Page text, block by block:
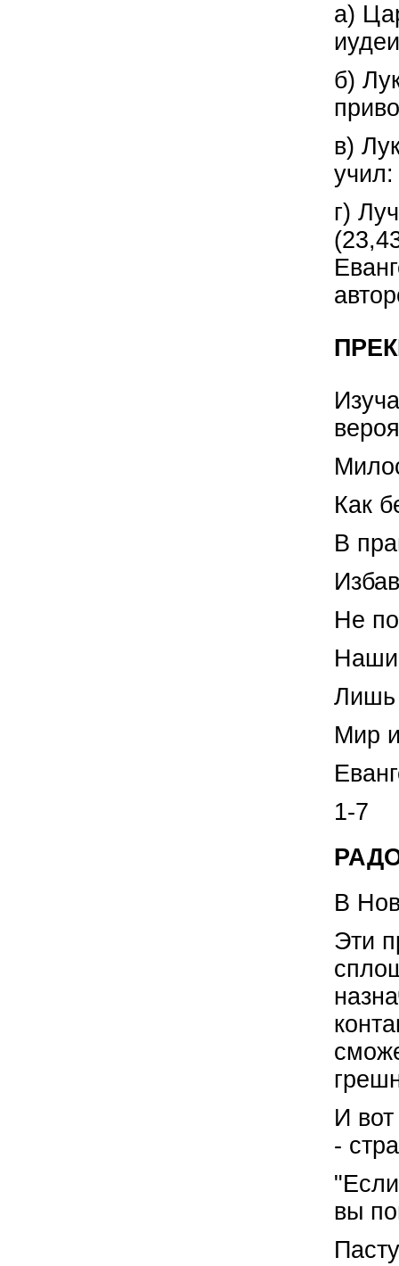
а)
б)
в)
г)
Как
В
Не
Лишь
Мир
1-7
В
Эти
И
-
вы